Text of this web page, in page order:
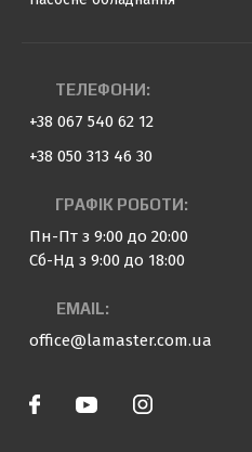
ТЕЛЕФОНИ:
+38 067 540 62 12
+38 050 313 46 30
ГРАФІК РОБОТИ:
Пн-Пт з 9:00 до 20:00
Сб-Нд з 9:00 до 18:00
EMAIL:
office@lamaster.com.ua